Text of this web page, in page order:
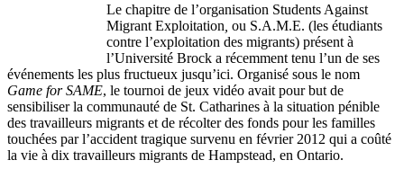
Le chapitre de l’organisation Students Against
Migrant Exploitation ou S.A.M.E. (les étudiants
contre l’exploitation des migrants) présent à
l’Université Brock a récemment tenu l’un de ses
événements les plus fructueux jusqu’ici. Organisé sous le nom
Game for SAME, le tournoi de jeux vidéo avait pour but de
sensibiliser la communauté de St. Catharines à la situation pénible
des travailleurs migrants et de récolter des fonds pour les familles
touchées par l’accident tragique survenu en février 2012 qui a coûté
la vie à dix travailleurs migrants de Hampstead, en Ontario.